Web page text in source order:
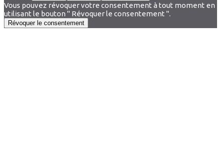
Vous pouvez révoquer votre consentement à tout moment en
utilisant le bouton " Révoquer le consentement ".
Révoquer le consentement